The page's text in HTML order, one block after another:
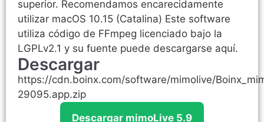
superior. Recomendamos encarecidamente
utilizar macOS 10.15 (Catalina) Este software
utiliza código de FFmpeg licenciado bajo la
LGPLv2.1 y su fuente puede descargarse aquí.
Descargar
https://cdn.boinx.com/software/mimolive/
29095.app.zip
Descargar mimoLive 5.9